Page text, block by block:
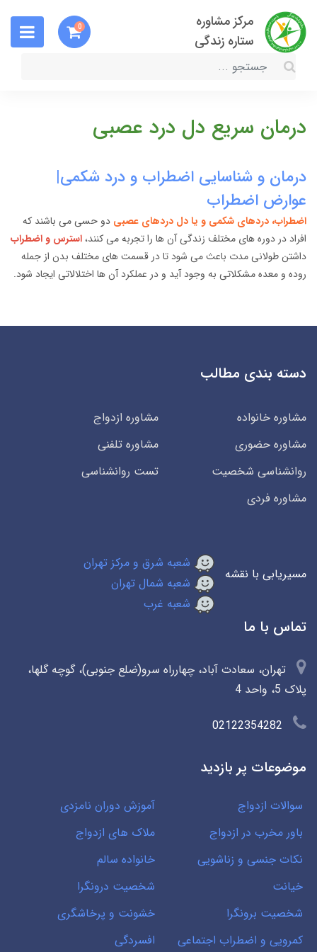
مرکز مشاوره
ستاره زندگی
0
درمان سریع دل درد عصبی
درمان و شناسایی اضطراب و درد شکمی|
عوارض اضطراب
اضطراب، دردهای شکمی و یا دل دردهای عصبی دو حسی می باشند که
افراد در دوره های مختلف زندگی آن ها را تجربه می کنند،استرس و اضطراب
داشتن طولانی مدت باعث می شود تا در قسمت های مختلف بدن از جمله
روده و معده مشکلاتی به وجود آید و در عملکرد آن ها اختلالاتی ایجاد شود.
دسته بندی مطالب
مشاوره خانواده
مشاوره ازدواج
مشاوره حضوری
مشاوره تلفنی
روانشناسی شخصیت
تست روانشناسی
مشاوره فردی
مسیریابی با نقشه
شعبه شرق و مرکز تهران
شعبه شمال تهران
شعبه غرب
تماس با ما
تهران، سعادت آباد، چهارراه سرو(ضلع جنوبی)، گوچه گلها،
پلاک 5، واحد 4
02122354282
موضوعات پر بازدید
سوالات ازدواج
آموزش دوران نامزدی
باور مخرب در ازدواج
ملاک های ازدواج
نکات جنسی و زناشویی
خانواده سالم
خیانت
شخصیت درونگرا
شخصیت برونگرا
خشونت و پرخاشگری
کمرویی و اضطراب اجتماعی
افسردگی